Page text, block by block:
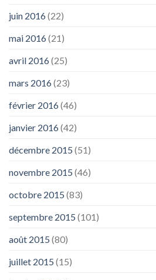
juin 2016(22)
mai 2016(21)
avril 2016(25)
mars 2016(23)
février 2016(46)
janvier 2016(42)
décembre 2015 (51)
novembre 2015 (46)
octobre 2015 (83)
septembre 2015 (101)
août 2015 (80)
juillet 2015 (15)